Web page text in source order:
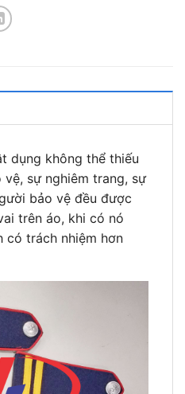
dụng không thể thiếu
sự nghiêm trang, sự
bảo vệ đều được
trên áo, khi có nó
có trách nhiệm hơn